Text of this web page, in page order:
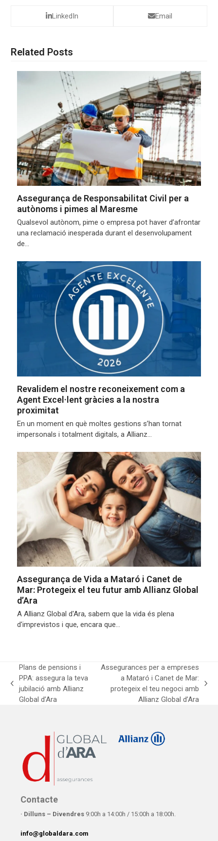
LinkedIn Email
Related Posts
Assegurança de Responsabilitat Civil per a
autònoms i pimes al Maresme
Qualsevol autònom, pime o empresa pot haver d’afrontar
una reclamació inesperada durant el desenvolupament
de…
Revalidem el nostre reconeixement com a
Agent Excel·lent gràcies a la nostra
proximitat
En un moment en què moltes gestions s’han tornat
impersonals i totalment digitals, a Allianz…
Assegurança de Vida a Mataró i Canet de
Mar: Protegeix el teu futur amb Allianz Global
d’Ara
A Allianz Global d'Ara, sabem que la vida és plena
d'imprevistos i que, encara que…
previous
post:
Plans de pensions i
PPA: assegura la teva
jubilació amb Allianz
Global d’Ara
next
Assegurances per a empreses
a Mataró i Canet de Mar:
protegeix el teu negoci amb
Allianz Global d’Ara
Contacte
· Dilluns – Divendres 9:00h a 14:00h / 15:00h a 18:00h.
info@globaldara.com